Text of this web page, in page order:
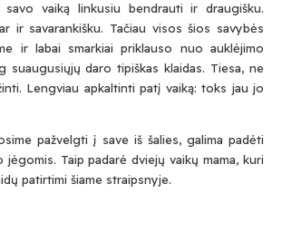
vaiką linkusiu bendrauti ir draugišku.
ir savarankišku. Tačiau visos šios savybės
ir labai smarkiai priklauso nuo auklėjimo
suaugusiųjų daro tipiškas klaidas. Tiesa, ne
Lengviau apkaltinti patį vaiką: toks jau jo
pažvelgti į save iš šalies, galima padėti
jėgomis. Taip padarė dviejų vaikų mama, kuri
patirtimi šiame straipsnyje.